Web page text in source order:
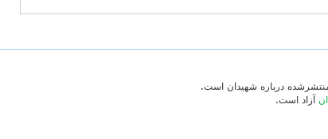
منتشرشده درباره شهیدان است.
آزاد است.